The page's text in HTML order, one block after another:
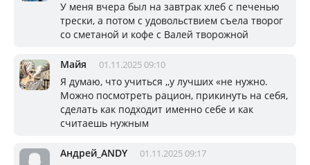
У меня вчера был на завтрак хлеб с печенью
трески, а потом с удовольствием съела творог
со сметаной и кофе с Валей творожной
Майя 01.11.2025 09:10
Я думаю, что учиться ,,у лучших «не нужно.
Можно посмотреть рацион, прикинуть на себя,
сделать как подходит именно себе и как
считаешь нужным
Андрей_ANDY 01.11.2025 09:17